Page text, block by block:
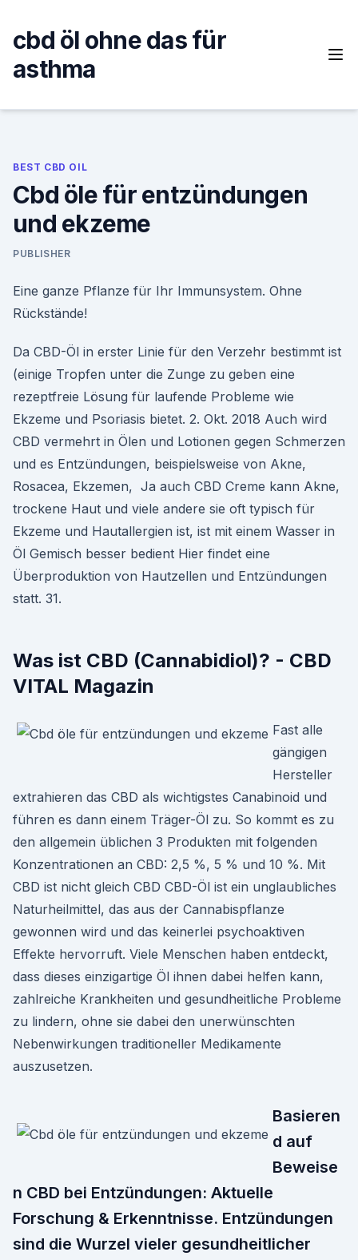
content
cbd öl ohne das für
asthma
BEST CBD OIL
Cbd öle für entzündungen
und ekzeme
PUBLISHER
Eine ganze Pflanze für Ihr Immunsystem. Ohne
Rückstände!
Da CBD-Öl in erster Linie für den Verzehr bestimmt ist
(einige Tropfen unter die Zunge zu geben eine
rezeptfreie Lösung für laufende Probleme wie
Ekzeme und Psoriasis bietet. 2. Okt. 2018 Auch wird
CBD vermehrt in Ölen und Lotionen gegen Schmerzen
und es Entzündungen, beispielsweise von Akne,
Rosacea, Ekzemen, Ja auch CBD Creme kann Akne,
trockene Haut und viele andere sie oft typisch für
Ekzeme und Hautallergien ist, ist mit einem Wasser in
Öl Gemisch besser bedient Hier findet eine
Überproduktion von Hautzellen und Entzündungen
statt. 31.
Was ist CBD (Cannabidiol)? - CBD
VITAL Magazin
Fast alle
gängigen
Hersteller
extrahieren das CBD als wichtigstes Canabinoid und
führen es dann einem Träger-Öl zu. So kommt es zu
den allgemein üblichen 3 Produkten mit folgenden
Konzentrationen an CBD: 2,5 %, 5 % und 10 %. Mit
CBD ist nicht gleich CBD CBD-Öl ist ein unglaubliches
Naturheilmittel, das aus der Cannabispflanze
gewonnen wird und das keinerlei psychoaktiven
Effekte hervorruft. Viele Menschen haben entdeckt,
dass dieses einzigartige Öl ihnen dabei helfen kann,
zahlreiche Krankheiten und gesundheitliche Probleme
zu lindern, ohne sie dabei den unerwünschten
Nebenwirkungen traditioneller Medikamente
auszusetzen.
Basieren
d auf
Beweise
n CBD bei Entzündungen: Aktuelle
Forschung & Erkenntnisse. Entzündungen
sind die Wurzel vieler gesundheitlicher